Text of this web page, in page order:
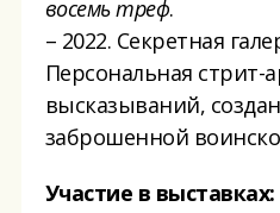
восемь треф.
– 2022. Секретная
Персональная стрит-
высказываний,
заброшенной
Участие в выставках: